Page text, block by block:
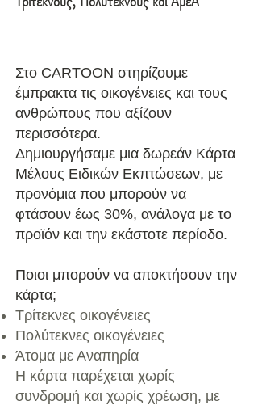
Στο CARTOON στηρίζουμε
έμπρακτα τις οικογένειες και τους
ανθρώπους που αξίζουν
περισσότερα.
Δημιουργήσαμε μια δωρεάν Κάρτα
Μέλους Ειδικών Εκπτώσεων, με
προνόμια που μπορούν να
φτάσουν έως 30%, ανάλογα με το
προϊόν και την εκάστοτε περίοδο.
Ποιοι μπορούν να αποκτήσουν την
κάρτα;
Τρίτεκνες οικογένειες
Πολύτεκνες οικογένειες
Άτομα με Αναπηρία
Η κάρτα παρέχεται χωρίς
συνδρομή και χωρίς χρέωση, με